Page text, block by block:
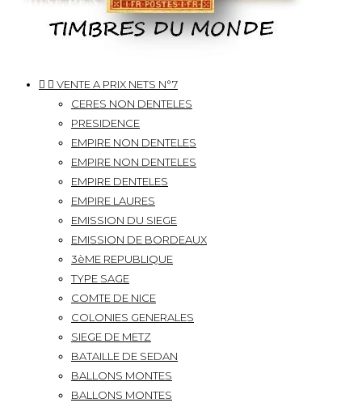
  VENTE A PRIX NETS N°7
CERES NON DENTELES
PRESIDENCE
EMPIRE NON DENTELES
EMPIRE NON DENTELES
EMPIRE DENTELES
EMPIRE LAURES
EMISSION DU SIEGE
EMISSION DE BORDEAUX
3èME REPUBLIQUE
TYPE SAGE
COMTE DE NICE
COLONIES GENERALES
SIEGE DE METZ
BATAILLE DE SEDAN
BALLONS MONTES
BALLONS MONTES